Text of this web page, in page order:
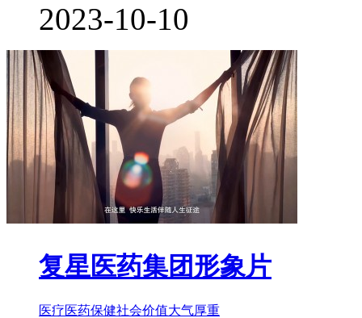
2023-10-10
复星医药集团形象片
医疗医药保健社会价值大气厚重